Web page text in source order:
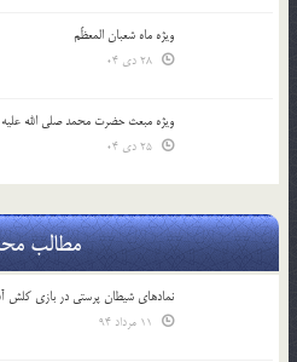
ویژه ماه شعبان المعظّم
ویژه مبعث حضرت محمد صلی الله علیه
مطالب
نمادهای شیطان پرستی در بازی کلش